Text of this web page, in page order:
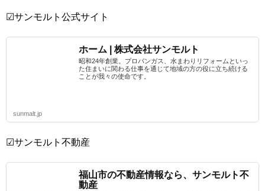
☑サンモルト公式サイト
ホーム | 株式会社サンモルト
昭和24年創業。プロパンガス、水まわりリフォームといっ
た住まいに関わる仕事を通じて地域の方の役に立ち続ける
ことが我々の使命です。
sunmalt.jp
☑サンモルト不動産
福山市の不動産情報なら、サンモルト不
動産